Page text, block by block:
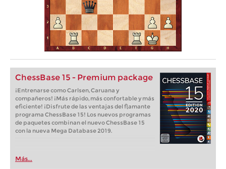
ChessBase 15 - Premium package
¡Entrenarse como Carlsen, Caruana y
compañeros! ¡Más rápido, más confortable y más
eficiente! ¡Disfrute de las ventajas del flamante
programa ChessBase 15! Los nuevos programas
de paquetes combinan el nuevo ChessBase 15
con la nueva Mega Database 2019.
Más...